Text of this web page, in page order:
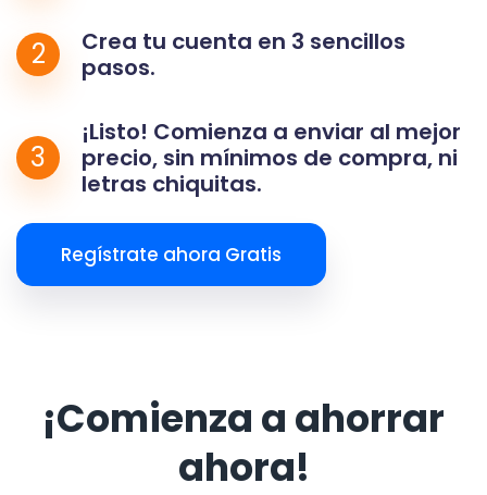
2
Crea tu cuenta en 3 sencillos
pasos.
3
¡Listo! Comienza a enviar al mejor
precio, sin mínimos de compra, ni
letras chiquitas.
Regístrate ahora Gratis
¡Comienza a ahorrar
ahora!